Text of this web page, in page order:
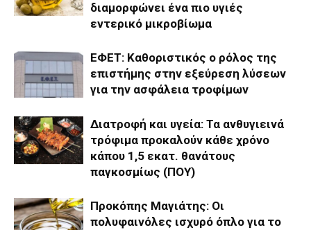
διαμορφώνει ένα πιο υγιές
εντερικό μικροβίωμα
ΕΦΕΤ: Καθοριστικός ο ρόλος της
επιστήμης στην εξεύρεση λύσεων
για την ασφάλεια τροφίμων
Διατροφή και υγεία: Τα ανθυγιεινά
τρόφιμα προκαλούν κάθε χρόνο
κάπου 1,5 εκατ. θανάτους
παγκοσμίως (ΠΟΥ)
Προκόπης Μαγιάτης: Οι
πολυφαινόλες ισχυρό όπλο για το